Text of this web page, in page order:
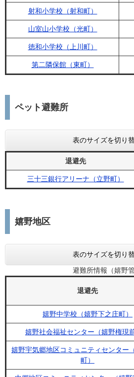
射和小学校（射和町）
山室山小学校（光町）
徳和小学校（上川町）
第二隣保館（東町）
ペット避難所
表のサイズを切り
退避先
三十三銀行アリーナ（立野町）
嬉野地区
表のサイズを切り
避難所情報（嬉野管
退避先
嬉野中学校（嬉野下之庄町）
嬉野社会福祉センター（嬉野権現前
嬉野宇気郷地区コミュニティセンター
町）